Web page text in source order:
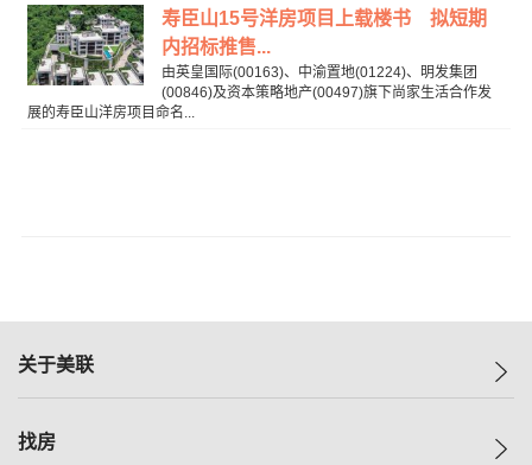
寿臣山15号洋房项目上载楼书 拟短期
内招标推售...
由英皇国际(00163)、中渝置地(01224)、明发集团
(00846)及资本策略地产(00497)旗下尚家生活合作发
展的寿臣山洋房项目命名...
关于美联
美联集团
找房